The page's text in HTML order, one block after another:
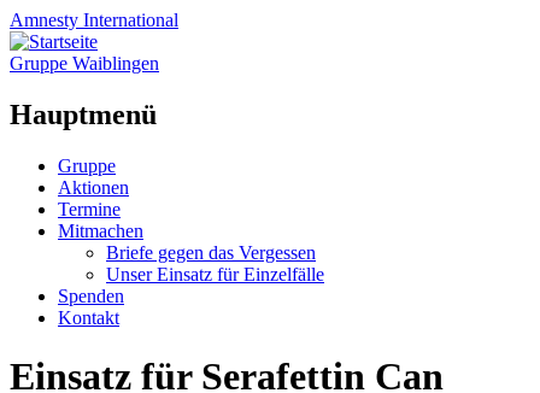
Amnesty International
Gruppe Waiblingen
Hauptmenü
Zum
Inhalt
springen
Gruppe
Aktionen
Termine
Mitmachen
Briefe gegen das Vergessen
Unser Einsatz für Einzelfälle
Spenden
Kontakt
Einsatz für Serafettin Can